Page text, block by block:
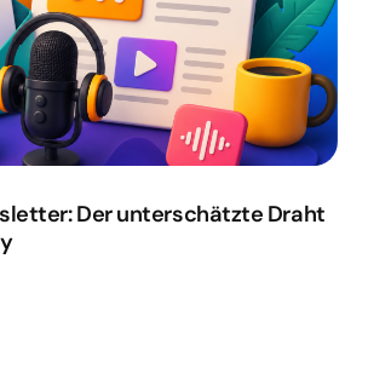
Der unterschätzte Draht